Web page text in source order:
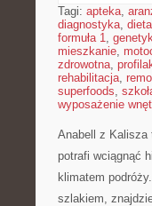
Tagi: apteka,
diagnostyka, dieta
formuła 1,
mieszkanie,
zdrowotna,
rehabilitacja,
superfoods,
wyposażenie
Anabell z Kalisza
potrafi wciągnąć
klimatem
szlakiem,